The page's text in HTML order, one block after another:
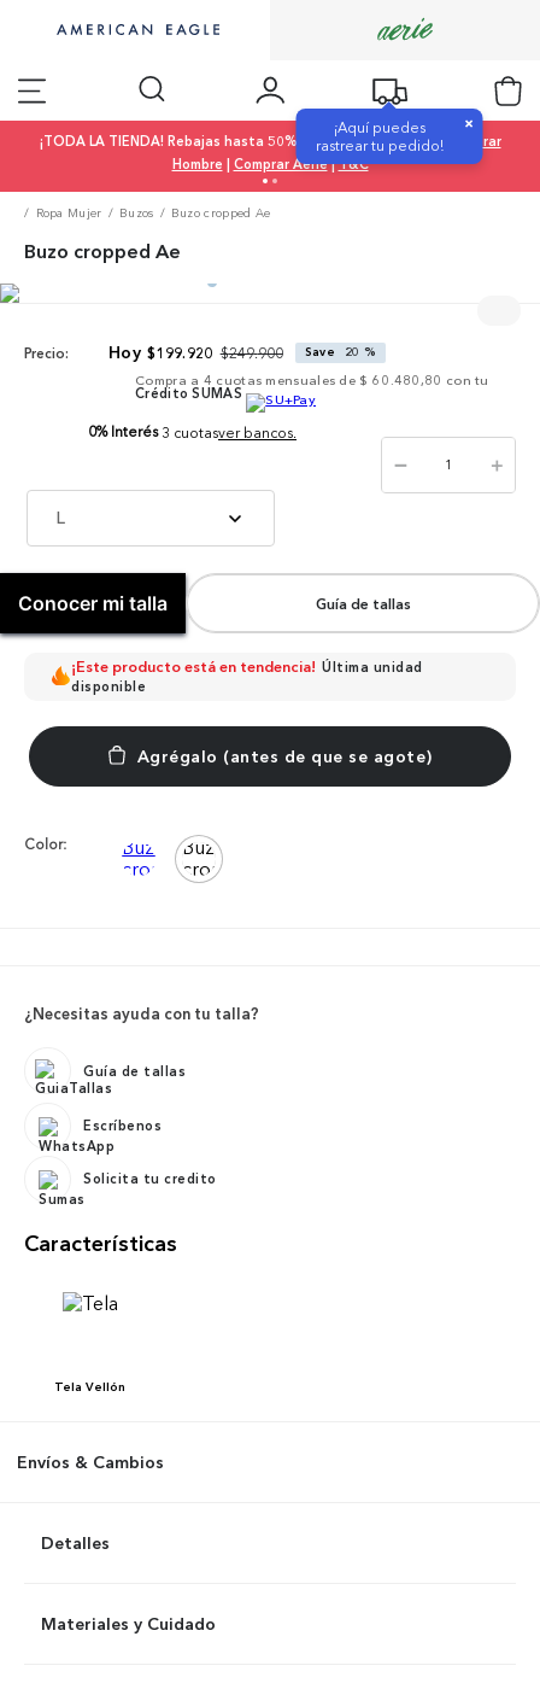
¡Aquí puedes
rastrear tu pedido!
×
¡TODA LA TIENDA! Rebajas hasta 50% OFF |Comprar Mujer|
Comprar
Hombre | Comprar Aerie|T&C
Ropa Mujer Buzos Buzo cropped Ae
Buzo cropped Ae
Precio: $199. 920 $249.900 Save 20 %
Compra a 4 cuotas mensuales de $ 60.480,80 con tu
Crédito SUMAS
0% Interés 3 cuotasver bancos.
L
＋
－
Conocer mi talla Guía de tallas
¡Este producto está en tendencia! Última unidad
disponible
Color:
¿Necesitas ayuda con tu talla?
Guía de tallas
Escríbenos
Solicita tu credito
Características
Tela Vellón
Envíos & Cambios
Detalles
Materiales y Cuidado